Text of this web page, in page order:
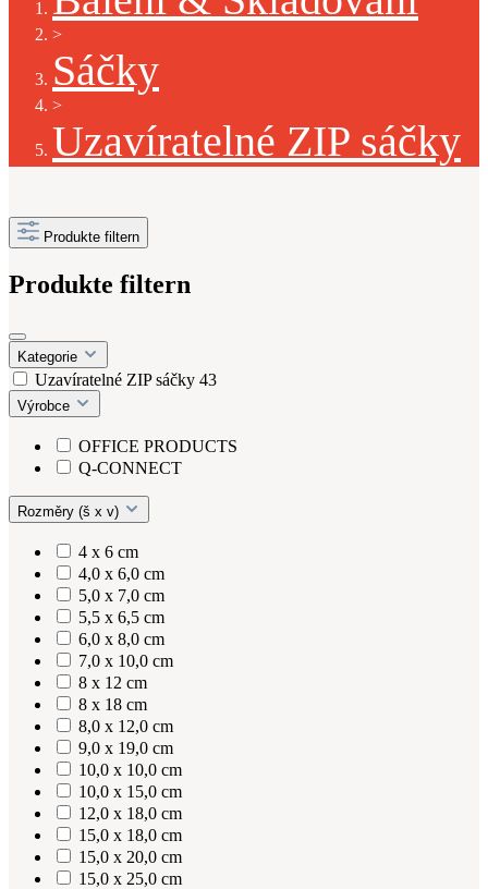
>
Sáčky
>
Uzavíratelné ZIP sáčky
Produkte filtern
Produkte filtern
Kategorie
Uzavíratelné ZIP sáčky 43
Výrobce
OFFICE PRODUCTS
Q-CONNECT
Rozměry (š x v)
4 x 6 cm
4,0 x 6,0 cm
5,0 x 7,0 cm
5,5 x 6,5 cm
6,0 x 8,0 cm
7,0 x 10,0 cm
8 x 12 cm
8 x 18 cm
8,0 x 12,0 cm
9,0 x 19,0 cm
10,0 x 10,0 cm
10,0 x 15,0 cm
12,0 x 18,0 cm
15,0 x 18,0 cm
15,0 x 20,0 cm
15,0 x 25,0 cm